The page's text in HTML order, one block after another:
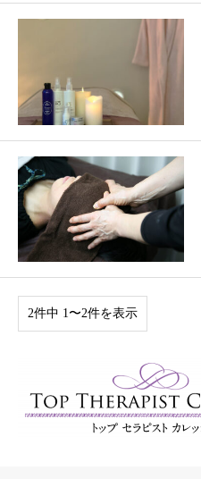
2件中 1〜2件を表示